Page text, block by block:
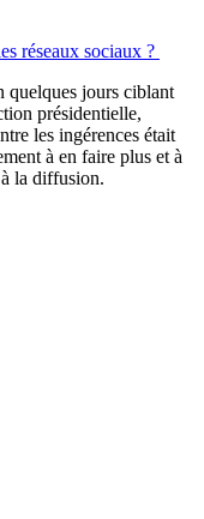
réseaux sociaux ?
quelques jours ciblant
présidentielle,
les ingérences était
à en faire plus et à
la diffusion.